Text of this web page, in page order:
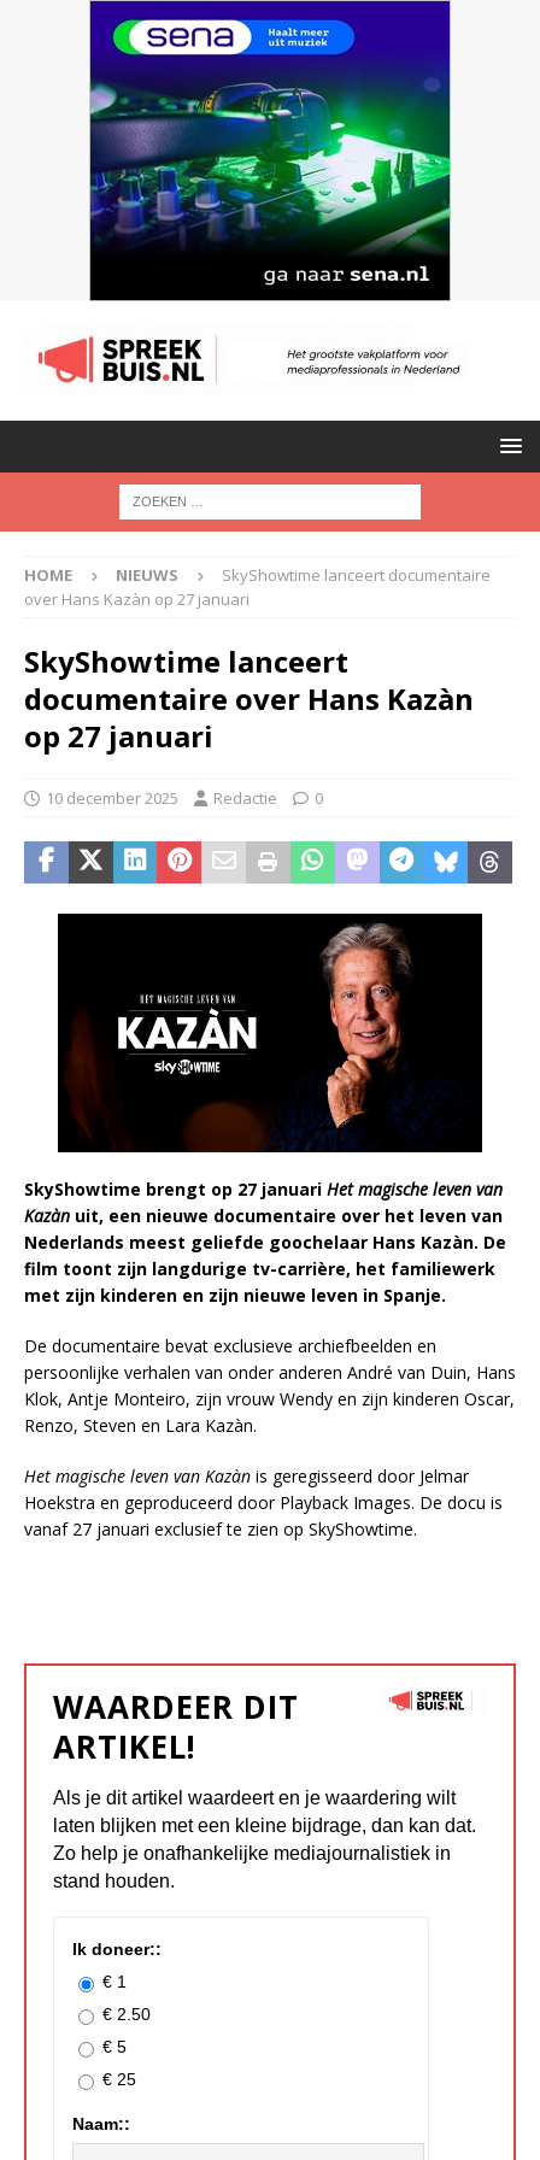
HOME NIEUWS
SkyShowtime lanceert documentaire
over Hans Kazàn op 27 januari
SkyShowtime lanceert
documentaire over Hans Kazàn
op 27 januari
10 december 2025 Redactie 0
SkyShowtime brengt op 27 januari Het magische leven van
Kazàn uit, een nieuwe documentaire over het leven van
Nederlands meest geliefde goochelaar Hans Kazàn. De
film toont zijn langdurige tv-carrière, het familiewerk
met zijn kinderen en zijn nieuwe leven in Spanje.
De documentaire bevat exclusieve archiefbeelden en
persoonlijke verhalen van onder anderen André van Duin, Hans
Klok, Antje Monteiro, zijn vrouw Wendy en zijn kinderen Oscar,
Renzo, Steven en Lara Kazàn.
Het magische leven van Kazàn is geregisseerd door Jelmar
Hoekstra en geproduceerd door Playback Images. De docu is
vanaf 27 januari exclusief te zien op SkyShowtime.
WAARDEER DIT
ARTIKEL!
Als je dit artikel waardeert en je waardering wilt
laten blijken met een kleine bijdrage, dan kan dat.
Zo help je onafhankelijke mediajournalistiek in
stand houden.
Ik doneer::
€ 1
€ 2.50
€ 5
€ 25
Naam::